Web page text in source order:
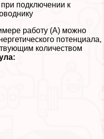
при подключении к
работу (A) можно
потенциала,
количеством